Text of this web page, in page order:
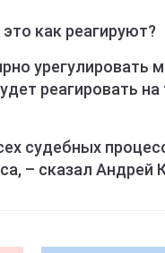
как реагируют?
урегулировать
реагировать
судебных
– сказал Андрей